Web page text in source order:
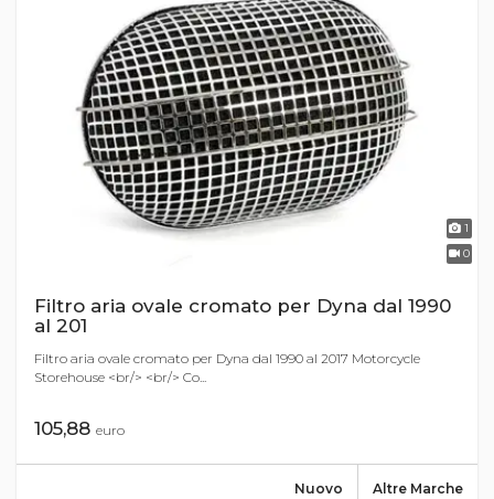
1
0
Filtro aria ovale cromato per Dyna dal 1990
al 201
Filtro aria ovale cromato per Dyna dal 1990 al 2017 Motorcycle
Storehouse <br/> <br/> Co...
105,88 euro
Altre Marche
Nuovo